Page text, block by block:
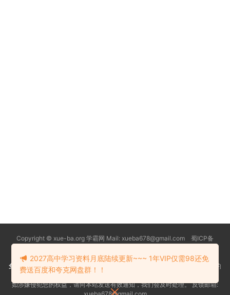
Copyright © xue-ba.org 学霸网 Mail: xueba678@gmail.com 蜀ICP备
常见问题
更新日志 忘记密码本站推荐浏览器：Edge浏览器
免责声明：本站资源均搜索自互联网和网友分享,仅供大家学习交流,不对资料的
真实性和安全性负责！
如涉嫌侵犯您的权益，请向本站发送有效通知，我们会及时处理。 反馈邮箱:
2027高中学习资料月底陆续更新~~~ 1年VIP仅需98还免
费送百度和夸克网盘群！！